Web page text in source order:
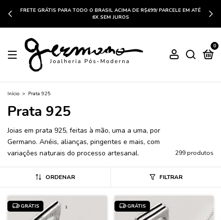
FRETE GRÁTIS PARA TODO O BRASIL ACIMA DE R$499/ PARCELE EM ATÉ
6X SEM JUROS
0
Início > Prata 925
Prata 925
Joias em prata 925, feitas à mão, uma a uma, por
Germano. Anéis, alianças, pingentes e mais, com
variações naturais do processo artesanal.
299 produtos
ORDENAR FILTRAR
GRÁTIS GRÁTIS